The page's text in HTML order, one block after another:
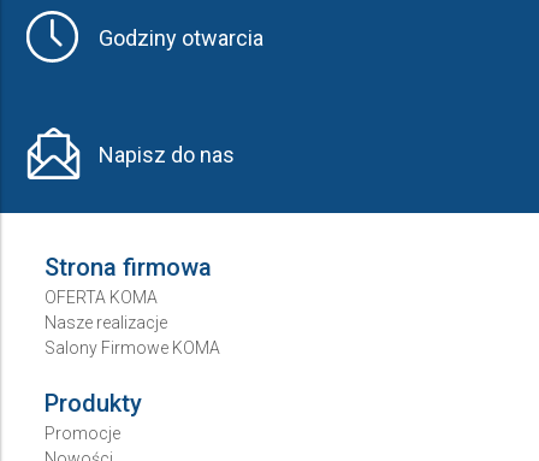
Godziny otwarcia
Napisz do nas
Strona firmowa
OFERTA KOMA
Nasze realizacje
Salony Firmowe KOMA
Produkty
Promocje